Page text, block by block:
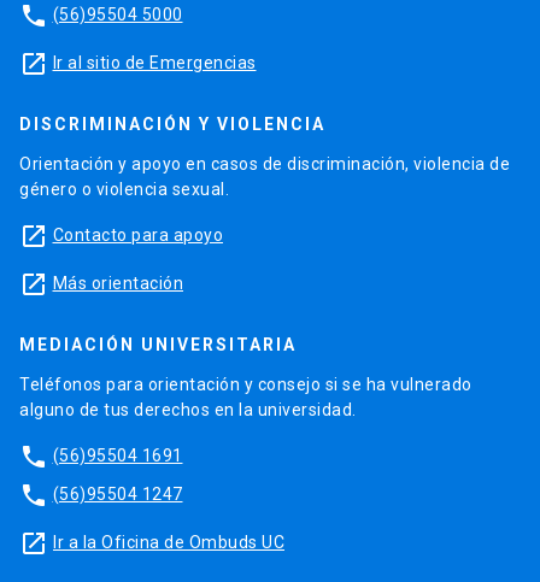
phone (56)95504 5000
launch Ir al sitio de Emergencias
DISCRIMINACIÓN Y VIOLENCIA
Orientación y apoyo en casos de discriminación, violencia de
género o violencia sexual.
launch Contacto para apoyo
launch Más orientación
MEDIACIÓN UNIVERSITARIA
Teléfonos para orientación y consejo si se ha vulnerado
alguno de tus derechos en la universidad.
phone (56)95504 1691
phone (56)95504 1247
launch Ir a la Oficina de Ombuds UC